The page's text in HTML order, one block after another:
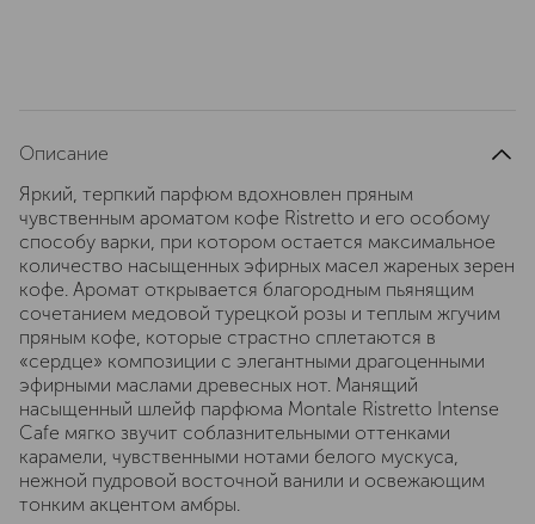
Описание
Яркий, терпкий парфюм вдохновлен пряным
чувственным ароматом кофе Ristretto и его особому
способу варки, при котором остается максимальное
количество насыщенных эфирных масел жареных зерен
кофе. Аромат открывается благородным пьянящим
сочетанием медовой турецкой розы и теплым жгучим
пряным кофе, которые страстно сплетаются в
«сердце» композиции с элегантными драгоценными
эфирными маслами древесных нот. Манящий
насыщенный шлейф парфюма Montale Ristretto Intense
Cafe мягко звучит соблазнительными оттенками
карамели, чувственными нотами белого мускуса,
нежной пудровой восточной ванили и освежающим
тонким акцентом амбры.